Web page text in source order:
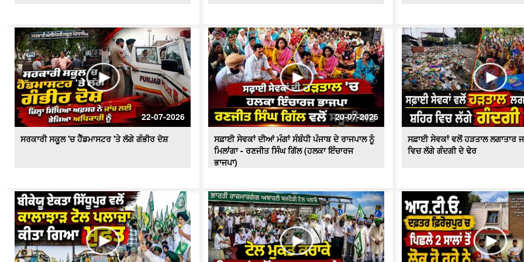
22-07-2026
ਸਰਕਾਰੀ ਸਕੂਲ 'ਚ ਹੈੱਡਮਾਸਟਰ 'ਤੇ ਲੱਗੇ ਗੰਭੀਰ ਦੋਸ਼
20-07-2026
ਸਫ਼ਾਈ ਸੇਵਕਾਂ ਦੀਆਂ ਮੰਗਾਂ ਸੰਬੰਧੀ ਪੰਜਾਬ ਦੇ ਰਾਜਪਾਲ ਨੂੰ
ਮਿਲਾਂਗਾ - ਰਣਜੀਤ ਸਿੰਘ ਗਿੱਲ (ਹਲਕਾ ਇੰਚਾਰਜ
ਭਾਜਪਾ)
ਸਫ਼ਾਈ ਸੇਵਕਾਂ ਵਲੋਂ ਹੜਤਾਲ ਲਗਾਤਾਰ
ਵਿਚ ਲੱਗੇ ਗੰਦਗੀ ਦੇ ਢੇਰ